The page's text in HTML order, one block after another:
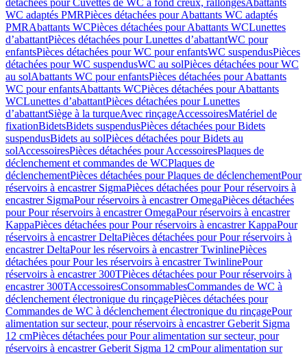
détachées pour Cuvettes de WC à fond creux, rallongésAbattants
WC adaptés PMRPièces détachées pour Abattants WC adaptés
PMRAbattants WCPièces détachées pour Abattants WCLunettes
d’abattantPièces détachées pour Lunettes d’abattantWC pour
enfantsPièces détachées pour WC pour enfantsWC suspendusPièces
détachées pour WC suspendusWC au solPièces détachées pour WC
au solAbattants WC pour enfantsPièces détachées pour Abattants
WC pour enfantsAbattants WCPièces détachées pour Abattants
WCLunettes d’abattantPièces détachées pour Lunettes
d’abattantSiège à la turqueAvec rinçageAccessoiresMatériel de
fixationBidetsBidets suspendusPièces détachées pour Bidets
suspendusBidets au solPièces détachées pour Bidets au
solAccessoiresPièces détachées pour AccessoiresPlaques de
déclenchement et commandes de WCPlaques de
déclenchementPièces détachées pour Plaques de déclenchementPour
réservoirs à encastrer SigmaPièces détachées pour Pour réservoirs à
encastrer SigmaPour réservoirs à encastrer OmegaPièces détachées
pour Pour réservoirs à encastrer OmegaPour réservoirs à encastrer
KappaPièces détachées pour Pour réservoirs à encastrer KappaPour
réservoirs à encastrer DeltaPièces détachées pour Pour réservoirs à
encastrer DeltaPour les réservoirs à encastrer TwinlinePièces
détachées pour Pour les réservoirs à encastrer TwinlinePour
réservoirs à encastrer 300TPièces détachées pour Pour réservoirs à
encastrer 300TAccessoiresConsommablesCommandes de WC à
déclenchement électronique du rinçagePièces détachées pour
Commandes de WC à déclenchement électronique du rinçagePour
alimentation sur secteur, pour réservoirs à encastrer Geberit Sigma
12 cmPièces détachées pour Pour alimentation sur secteur, pour
réservoirs à encastrer Geberit Sigma 12 cmPour alimentation sur